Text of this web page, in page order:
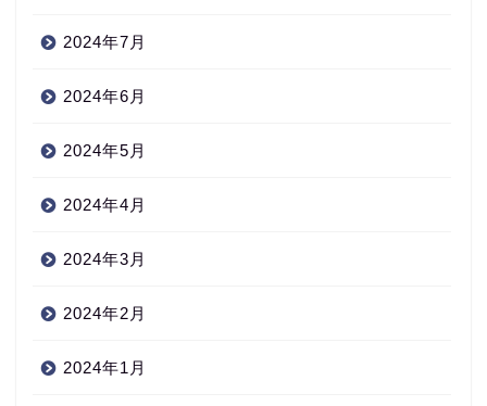
2024年7月
2024年6月
2024年5月
2024年4月
2024年3月
2024年2月
2024年1月